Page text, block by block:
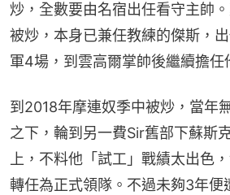
炒，全數要由名宿出任看守主帥
被炒，本身已兼任教練的傑斯，
軍4場，到雲高爾掌帥後繼續擔任
到2018年摩連奴季中被炒，當年
之下，輪到另一費Sir舊部下蘇斯
上，不料他「試工」戰績太出色
轉任為正式領隊。不過未夠3年便